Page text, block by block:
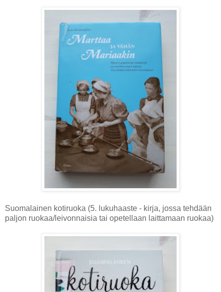
Suomalainen kotiruoka (5. lukuhaaste - kirja, jossa tehdään
paljon ruokaa/leivonnaisia tai opetellaan laittamaan ruokaa)